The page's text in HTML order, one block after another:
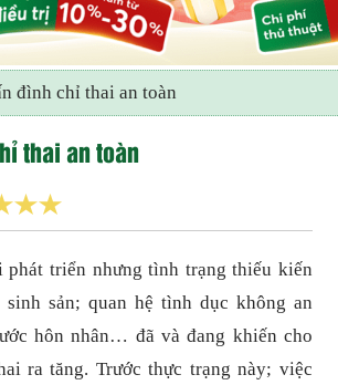
đình chỉ thai an toàn
thai an toàn
phát triển nhưng tình trạng thiếu kiến
sản; quan hệ tình dục không an
hôn nhân… đã và đang khiến cho
ra tăng. Trước thực trạng này; việc